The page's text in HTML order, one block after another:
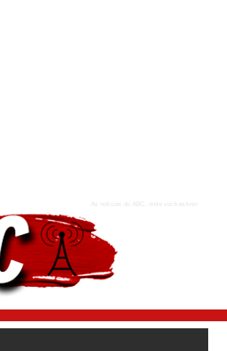
As notícias do ABC, onde você estiver